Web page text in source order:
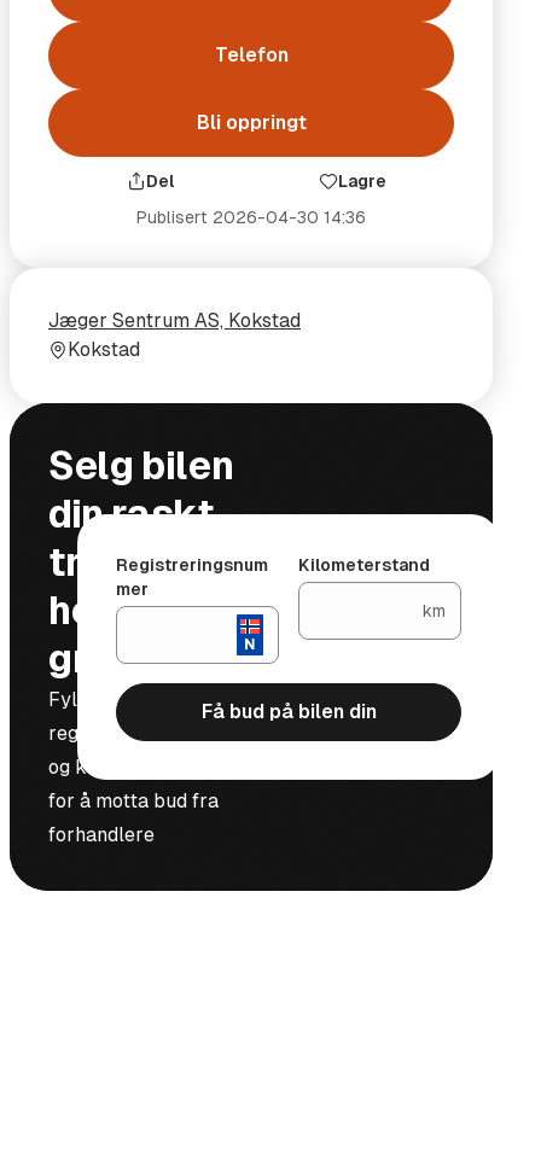
Telefon
Bli oppringt
Del
Lagre
Publisert 2026-04-30 14:36
Selger
Jæger Sentrum AS, Kokstad
Selgerens
plass
Kokstad
Selg bilen
din raskt,
trygt og
helt
gratis
Fyll inn
registreringsnummer
og kilometerstand
for å motta bud fra
forhandlere
Registreringsnum
mer
Kilometerstand
km
Få bud på bilen din
Mål og vekt